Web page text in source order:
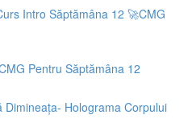
Intro Săptămâna 12 🚀CMG
Pentru Săptămâna 12
Dimineața- Holograma Corpului